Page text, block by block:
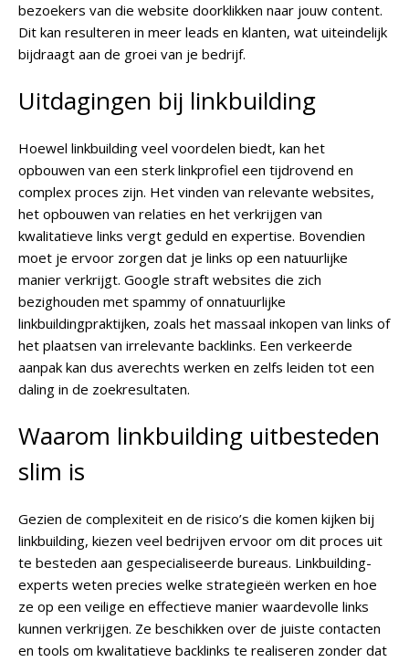
bezoekers van die website doorklikken naar jouw content.
Dit kan resulteren in meer leads en klanten, wat uiteindelijk
bijdraagt aan de groei van je bedrijf.
Uitdagingen bij linkbuilding
Hoewel linkbuilding veel voordelen biedt, kan het
opbouwen van een sterk linkprofiel een tijdrovend en
complex proces zijn. Het vinden van relevante websites,
het opbouwen van relaties en het verkrijgen van
kwalitatieve links vergt geduld en expertise. Bovendien
moet je ervoor zorgen dat je links op een natuurlijke
manier verkrijgt. Google straft websites die zich
bezighouden met spammy of onnatuurlijke
linkbuildingpraktijken, zoals het massaal inkopen van links of
het plaatsen van irrelevante backlinks. Een verkeerde
aanpak kan dus averechts werken en zelfs leiden tot een
daling in de zoekresultaten.
Waarom linkbuilding uitbesteden
slim is
Gezien de complexiteit en de risico’s die komen kijken bij
linkbuilding, kiezen veel bedrijven ervoor om dit proces uit
te besteden aan gespecialiseerde bureaus. Linkbuilding-
experts weten precies welke strategieën werken en hoe
ze op een veilige en effectieve manier waardevolle links
kunnen verkrijgen. Ze beschikken over de juiste contacten
en tools om kwalitatieve backlinks te realiseren zonder dat